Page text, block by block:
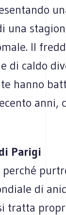
una
Il
di caldo
hanno
anni,
Parigi
di
tratta